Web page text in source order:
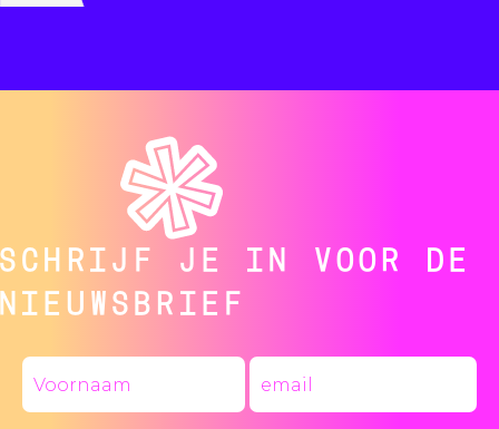
SCHRIJF JE IN VOOR DE
NIEUWSBRIEF